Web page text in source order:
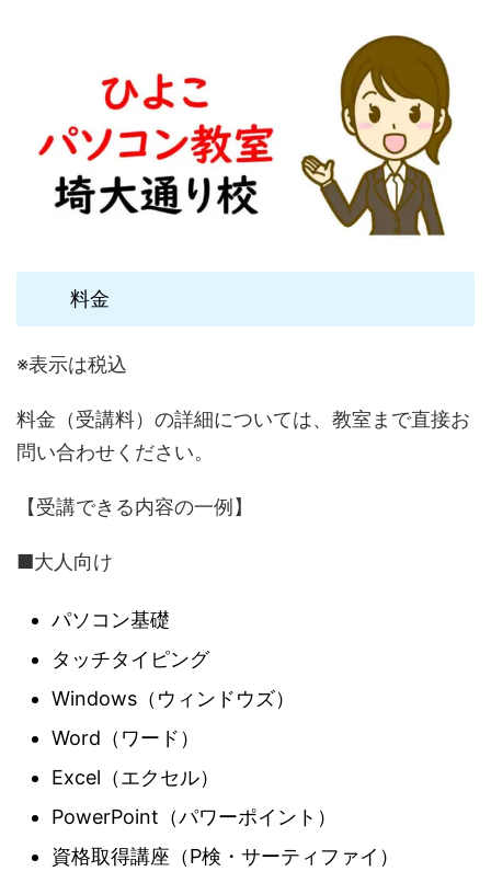
料金
※表示は税込
料金（受講料）の詳細については、教室まで直接お
問い合わせください。
【受講できる内容の一例】
■大人向け
パソコン基礎
タッチタイピング
Windows（ウィンドウズ）
Word（ワード）
Excel（エクセル）
PowerPoint（パワーポイント）
資格取得講座（P検・サーティファイ）